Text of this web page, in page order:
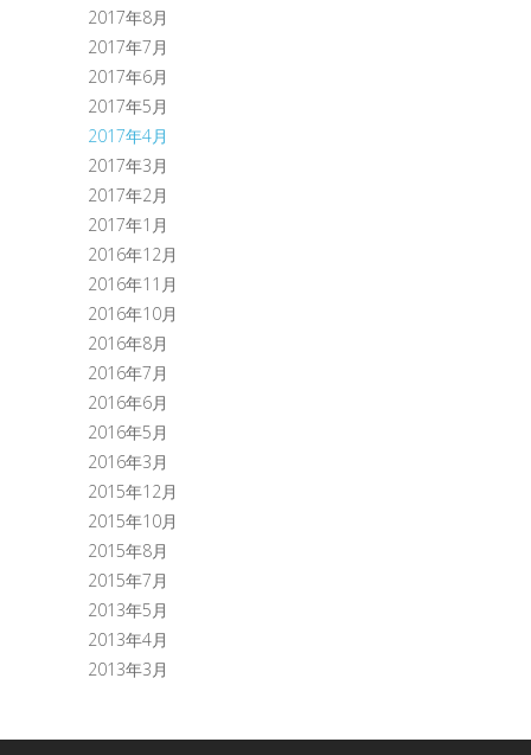
2017年8月
2017年7月
2017年6月
2017年5月
2017年4月
2017年3月
2017年2月
2017年1月
2016年12月
2016年11月
2016年10月
2016年8月
2016年7月
2016年6月
2016年5月
2016年3月
2015年12月
2015年10月
2015年8月
2015年7月
2013年5月
2013年4月
2013年3月